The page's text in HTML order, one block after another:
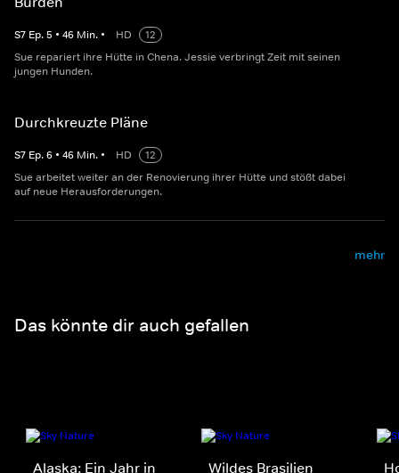
S7 Ep.5 • 46 Min. • HD
12
Sue repariert ihre Hütte in Chena. Jessie verbringt Zeit mit seinen
jungen Hunden.
Durchkreuzte Pläne
S7 Ep.6 • 46 Min. • HD
12
Sue arbeitet weiter an der Renovierung ihrer Hütte und stößt dabei
auf neue Herausforderungen.
mehr
Das könnte dir auch gefallen
Alaska: Ein Jahr in
Wildes Brasilien